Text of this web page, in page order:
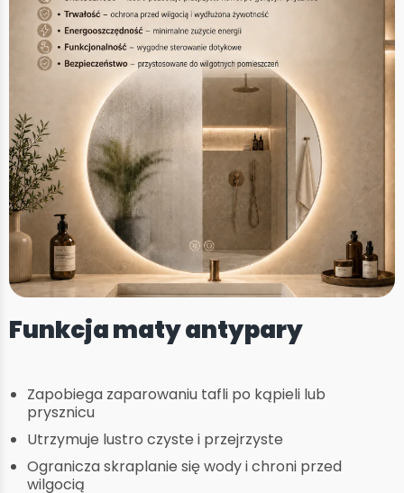
Funkcja maty antypary
Zapobiega zaparowaniu tafli po kąpieli lub
prysznicu
Utrzymuje lustro czyste i przejrzyste
Ogranicza skraplanie się wody i chroni przed
wilgocią